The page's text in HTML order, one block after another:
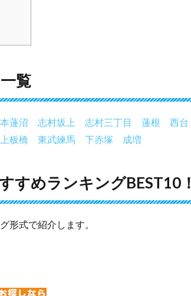
覧
本蓮沼 志村坂上 志村三丁目 蓮根 西台
上板橋 東武練馬 下赤塚 成増
すめランキングBEST10！
形式で紹介します。